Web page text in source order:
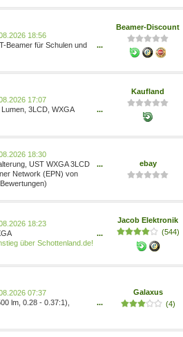
18:56
Beamer für Schulen und
...
Beamer-Discount
17:07
3LCD, WXGA
...
Kaufland
18:30
UST WXGA 3LCD
...
Network (EPN) von
ebay
18:23
16:10 3500 Lumen
...
über Schottenland.de!
Jacob Elektronik
(544)
07:37
lm, 0.28 - 0.37:1),
...
Galaxus
(4)